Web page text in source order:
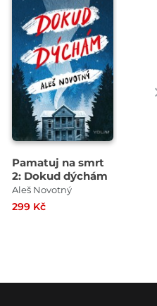
Pamatuj na smrt
2: Dokud dýchám
Aleš Novotný
299 Kč